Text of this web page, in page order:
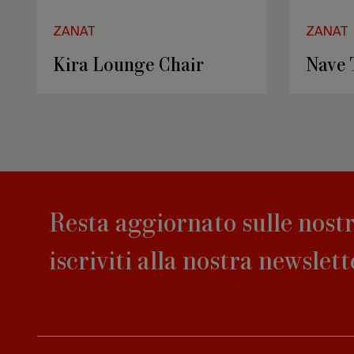
ZANAT
The Pliva bowls set
ZANAT
Tara
Resta aggiornato sulle
iscriviti alla nostra